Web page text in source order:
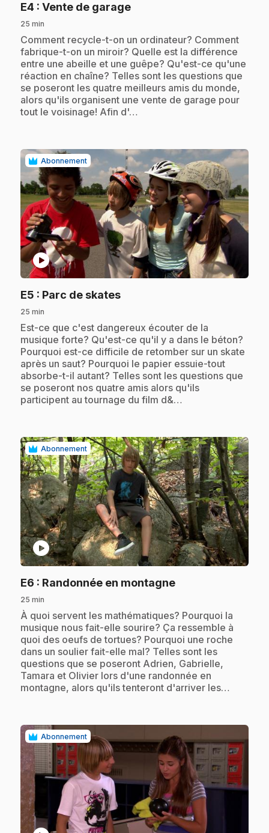
E4 : Vente de garage.
25 min
.Comment recycle-t-on un ordinateur? Comment
fabrique-t-on un miroir? Quelle est la différence
entre une abeille et une guêpe? Qu'est-ce qu'une
réaction en chaîne? Telles sont les questions que
se poseront les quatre meilleurs amis du monde,
alors qu'ils organisent une vente de garage pour
tout le voisinage! Afin d'…
Abonnement
play_circle
E5 : Parc de skates.
25 min
.Est-ce que c'est dangereux écouter de la
musique forte? Qu'est-ce qu'il y a dans le béton?
Pourquoi est-ce difficile de retomber sur un skate
après un saut? Pourquoi le papier essuie-tout
absorbe-t-il autant? Telles sont les questions que
se poseront nos quatre amis alors qu'ils
participent au tournage du film d&…
Abonnement
play_circle
E6 : Randonnée en montagne.
25 min
.À quoi servent les mathématiques? Pourquoi la
musique nous fait-elle sourire? Ça ressemble à
quoi des oeufs de tortues? Pourquoi une roche
dans un soulier fait-elle mal? Telles sont les
questions que se poseront Adrien, Gabrielle,
Tamara et Olivier lors d'une randonnée en
montagne, alors qu'ils tenteront d'arriver les…
Abonnement